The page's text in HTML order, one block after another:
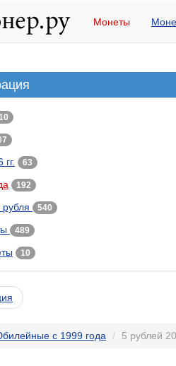
Монеты
63
192
540
489
10
с 1999 года 5 рублей